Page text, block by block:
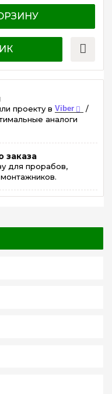
проекту в Viber /
аналоги
заказа
для прорабов,